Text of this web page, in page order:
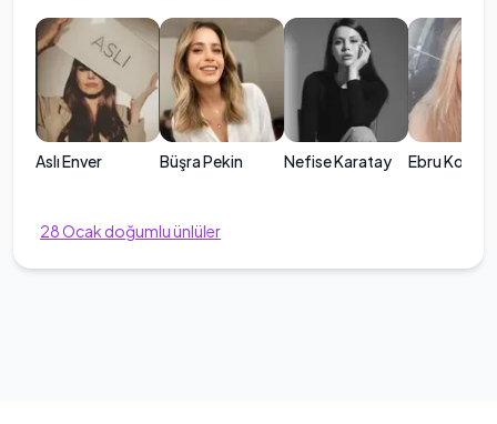
Aslı Enver Büşra Pekin Nefise Karatay Ebru
28Ocak doğumlu ünlüler